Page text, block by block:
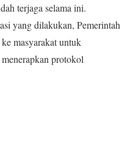
terjaga selama ini.
yang dilakukan, Pemerintah
masyarakat untuk
protokol